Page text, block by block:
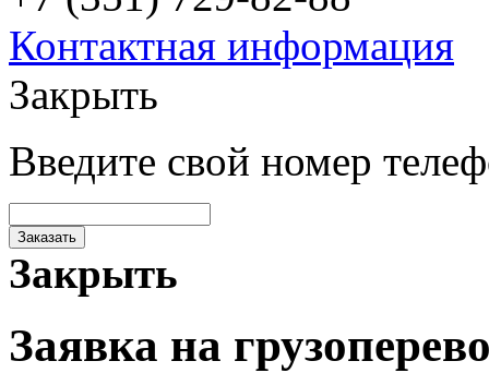
Контактная информация
Закрыть
Введите свой номер
Заказать
Закрыть
Заявка на